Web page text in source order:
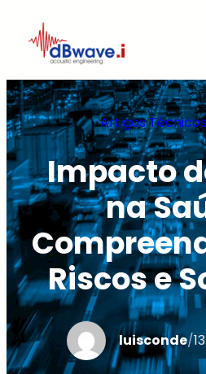
Saltar
para
conteúdo
Artigos Técnicos
Impacto
na
Riscos e
luisconde/